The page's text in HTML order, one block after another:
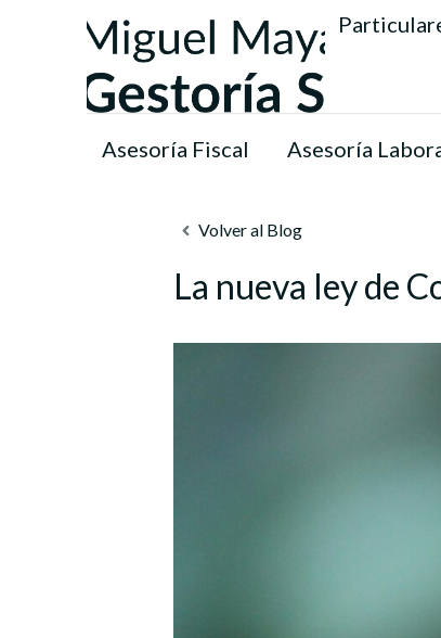
Asesoría Fiscal Asesoría
Volver al Blog
La nueva ley de